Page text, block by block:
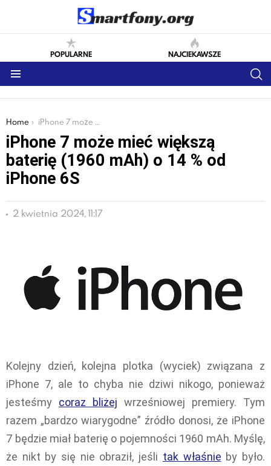
POPULARNE NAJCIEKAWSZE
You are here:
Home iPhone 7 może mieć większą baterię (1960 mAh) o 14 % od iPhone 6S
iPhone 7 może mieć większą
baterię (1960 mAh) o 14 % od
iPhone 6S
2 kwietnia 2024, 11:17
Kolejny dzień, kolejna plotka (wyciek) związana z
iPhone 7, ale to chyba nie dziwi nikogo, ponieważ
jesteśmy coraz bliżej wrześniowej premiery. Tym
razem „bardzo wiarygodne” źródło donosi, że iPhone
7 będzie miał baterię o pojemności 1960 mAh. Myślę,
że nikt by się nie obraził, jeśli tak właśnie by było.